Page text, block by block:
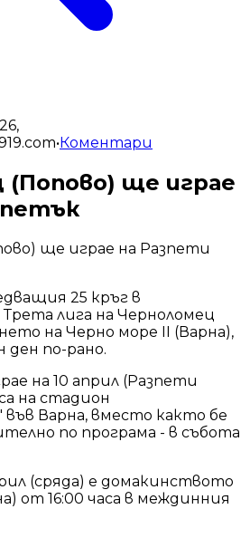
•Коментари
(Попово) ще играе
25 кръг в
лига на Черноломец
на Черно море II (Варна),
ден по-рано.
на 10 април (Разпети
на стадион
Варна, вместо както бе
по програма - в събота
(сряда) е домакинството
от 16:00 часа в междинния